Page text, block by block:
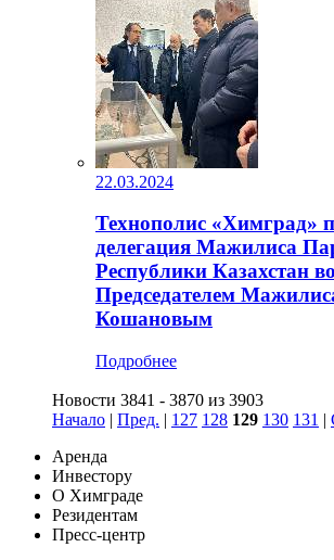
22.03.2024
Технополис «Химград»
делегация Мажилиса
Республики Казахстан
Председателем
Кошановым
Подробнее
Новости 3841 - 3870 из 3903
Начало | Пред. | 127 128 129 130 131 |
Аренда
Инвестору
О Химграде
Резидентам
Пресс-центр